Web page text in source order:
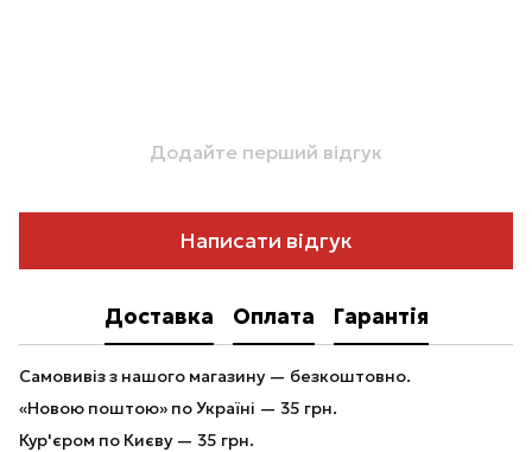
Додайте перший відгук
Написати відгук
Доставка Оплата Гарантія
Самовивіз з нашого магазину — безкоштовно.
«Новою поштою» по Україні — 35 грн.
Кур'єром по Києву — 35 грн.